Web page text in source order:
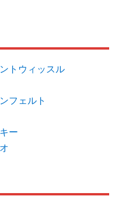
トウィッスル
フェルト
ー